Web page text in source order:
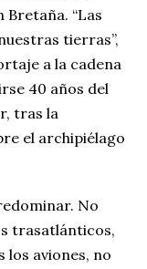
“Las
tierras”,
a la cadena
40 años del
tras la
el archipiélago
No
trasatlánticos,
aviones, no